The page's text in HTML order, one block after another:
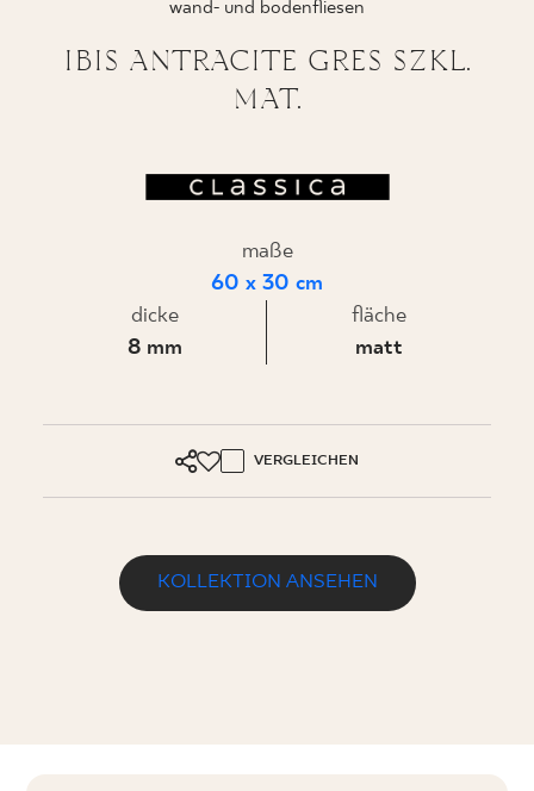
WO ZU KAUFEN
ÜBER UNS
MEIN PROFIL
PL EN SK DE UK RU
wand- und bodenfliesen
IBIS ANTRACITE GRES SZKL.
MAT.
maße
60 x 30 cm
dicke
8 mm
fläche
matt
VERGLEICHEN
KOLLEKTION ANSEHEN